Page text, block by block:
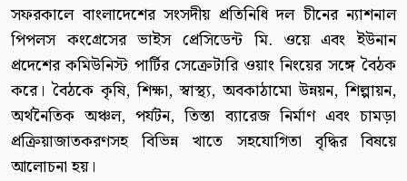
সফরকালে বাংলাদেশের সংসদীয় প্রতিনিধি দল চীনের ন্যাশনাল
পিপলস কংগ্রেসের ভাইস প্রেসিডেন্ট মি. ওয়ে এবং ইউনান
প্রদেশের কমিউনিস্ট পার্টির সেক্রেটারি ওয়াং নিংয়ের সঙ্গে বৈঠক
করে। বৈঠকে কৃষি, শিক্ষা, স্বাস্থ্য, অবকাঠামো উন্নয়ন, শিল্পায়ন,
অর্থনৈতিক অঞ্চল, পর্যটন, তিস্তা ব্যারেজ নির্মাণ এবং চামড়া
প্রক্রিয়াজাতকরণসহ বিভিন্ন খাতে সহযোগিতা বৃদ্ধির বিষয়ে
আলোচনা হয়।